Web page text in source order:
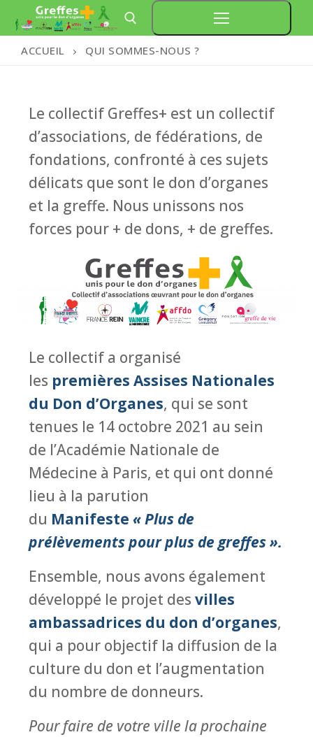
au
contenu
ACCUEIL QUI SOMMES-NOUS ?
Le collectif Greffes+ est un collectif
d’associations, de fédérations, de
fondations, confronté à ces sujets
délicats que sont le don d’organes
et la greffe. Nous unissons nos
forces pour + de dons, + de greffes.
Le collectif a organisé
les premières Assises Nationales
du Don d’Organes, qui se sont
tenues le 14 octobre 2021 au sein
de l’Académie Nationale de
Médecine à Paris, et qui ont donné
lieu à la parution
du Manifeste« Plus de
prélèvements pour plus de greffes ».
Ensemble, nous avons également
développé le projet desvilles
ambassadrices du don d’organes,
qui a pour objectif la diffusion de la
culture du don et l’augmentation
du nombre de donneurs.
Pour faire de votre ville la prochaine